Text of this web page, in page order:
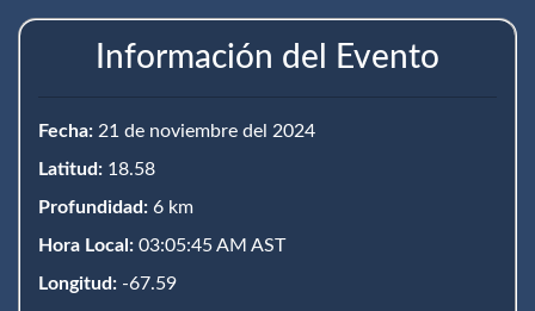
Información del Evento
Fecha: 21 de noviembre del 2024
Latitud: 18.58
Profundidad: 6 km
Hora Local: 03:05:45 AM AST
Longitud: -67.59